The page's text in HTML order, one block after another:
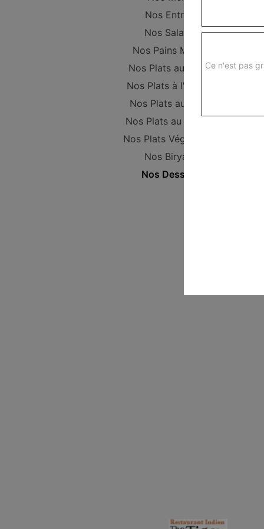
Nos Entrées
Nos Salades
Nos Pains Maison
Nos Plats au poulet
Nos Plats à l'Agneau
Nos Plats au Boeuf
Nos Plats au Poisson
Nos Plats Végétariens
Nos Biryanis
Nos Desserts
Ce n'est pas